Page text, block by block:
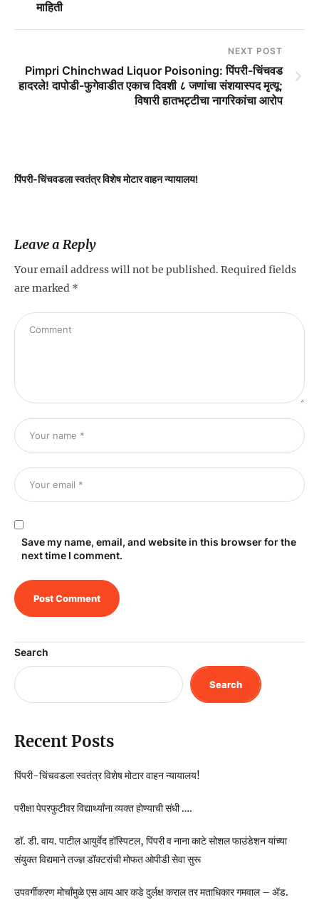
माहिती
NEXT POST
Pimpri Chinchwad Liquor Poisoning: पिंपरी-चिंचवड
हादरले! दापोडी-फुगेवाडीत एकाच दिवशी ८ जणांचा संशयास्पद मृत्यू;
विषारी हातभट्टीचा नागरिकांचा आरोप
पिंपरी-चिंचवडला स्वतंत्र विशेष मोटार वाहन न्यायालय!
Leave a Reply
Your email address will not be published. Required fields
are marked *
Save my name, email, and website in this browser for the
next time I comment.
Search
Search
Recent Posts
पिंपरी-चिंचवडला स्वतंत्र विशेष मोटार वाहन न्यायालय!
परीक्षा पेपरफुटीवर विद्यार्थ्यांना व्यक्त होण्याची संधी ….
डॉ. डी. वाय. पाटील आयुर्वेद हॉस्पिटल, पिंपरी व नाना काटे सोशल फाउंडेशन यांच्या
संयुक्त विद्यमाने तज्ज्ञ डॉक्टरांची मोफत ओपीडी सेवा सुरू
उपवर्गीकरण मोर्चांमुळे एस आय आर कडे दुर्लक्ष कराल तर मताधिकार गमवाल – ॲड.